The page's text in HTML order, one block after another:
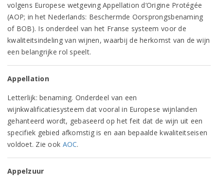
volgens Europese wetgeving Appellation d’Origine Protégée
(AOP; in het Nederlands: Beschermde Oorsprongsbenaming
of BOB). Is onderdeel van het Franse systeem voor de
kwaliteitsindeling van wijnen, waarbij de herkomst van de wijn
een belangrijke rol speelt.
Appellation
Letterlijk: benaming. Onderdeel van een
wijnkwalificatiesysteem dat vooral in Europese wijnlanden
gehanteerd wordt, gebaseerd op het feit dat de wijn uit een
specifiek gebied afkomstig is en aan bepaalde kwaliteitseisen
voldoet. Zie ook AOC.
Appelzuur